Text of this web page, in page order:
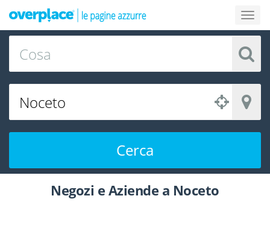
Cerca
Negozi e Aziende a Noceto